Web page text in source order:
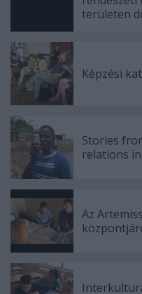
területen
Képzési
Stories
relations
Az